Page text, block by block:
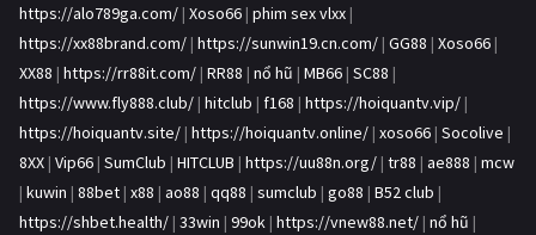
https://alo789ga.com/ | Xoso66 | phim sex vlxx |
https://xx88brand.com/ | https://sunwin19.cn.com/ | GG88 | Xoso66 |
XX88 | https://rr88it.com/ | RR88 | nổ hũ | MB66 | SC88 |
https://www.fly888.club/ | hitclub | f168 | https://hoiquantv.vip/ |
https://hoiquantv.site/ | https://hoiquantv.online/ | xoso66 | Socolive |
8XX | Vip66 | SumClub | HITCLUB | https://uu88n.org/ | tr88 | ae888 | mcw
| kuwin | 88bet | x88 | ao88 | qq88 | sumclub | go88 | B52 club |
https://shbet.health/ | 33win | 99ok | https://vnew88.net/ | nổ hũ |